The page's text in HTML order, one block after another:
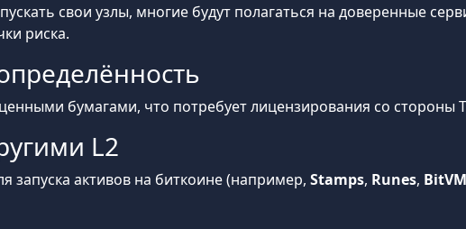
свои узлы, многие будут полагаться на доверенные
риска.
бумагами, что потребует лицензирования со стороны
L2
запуска активов на биткоине (например, Stamps, Runes, BitVM